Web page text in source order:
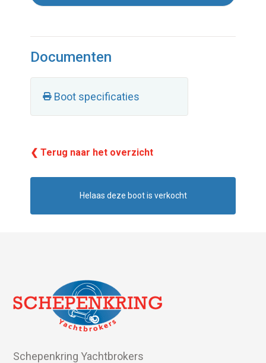
Documenten
Boot specificaties
❮ Terug naar het overzicht
Helaas deze boot is verkocht
Schepenkring Yachtbrokers